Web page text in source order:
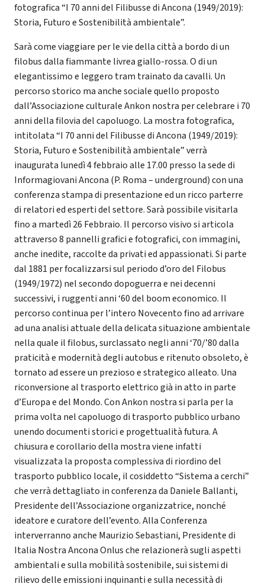
fotografica “I 70 anni del Filibusse di Ancona (1949/2019):
Storia, Futuro e Sostenibilità ambientale”.
Sarà come viaggiare per le vie della città a bordo di un
filobus dalla fiammante livrea giallo-rossa. O di un
elegantissimo e leggero tram trainato da cavalli. Un
percorso storico ma anche sociale quello proposto
dall’Associazione culturale Ankon nostra per celebrare i 70
anni della filovia del capoluogo. La mostra fotografica,
intitolata “I 70 anni del Filibusse di Ancona (1949/2019):
Storia, Futuro e Sostenibilità ambientale” verrà
inaugurata lunedì 4 febbraio alle 17.00 presso la sede di
Informagiovani Ancona (P. Roma – underground) con una
conferenza stampa di presentazione ed un ricco parterre
di relatori ed esperti del settore. Sarà possibile visitarla
fino a martedì 26 Febbraio. Il percorso visivo si articola
attraverso 8 pannelli grafici e fotografici, con immagini,
anche inedite, raccolte da privati ed appassionati. Si parte
dal 1881 per focalizzarsi sul periodo d’oro del Filobus
(1949/1972) nel secondo dopoguerra e nei decenni
successivi, i ruggenti anni ‘60 del boom economico. Il
percorso continua per l’intero Novecento fino ad arrivare
ad una analisi attuale della delicata situazione ambientale
nella quale il filobus, surclassato negli anni ‘70/’80 dalla
praticità e modernità degli autobus e ritenuto obsoleto, è
tornato ad essere un prezioso e strategico alleato. Una
riconversione al trasporto elettrico già in atto in parte
d’Europa e del Mondo. Con Ankon nostra si parla per la
prima volta nel capoluogo di trasporto pubblico urbano
unendo documenti storici e progettualità futura. A
chiusura e corollario della mostra viene infatti
visualizzata la proposta complessiva di riordino del
trasporto pubblico locale, il cosiddetto “Sistema a cerchi”
che verrà dettagliato in conferenza da Daniele Ballanti,
Presidente dell’Associazione organizzatrice, nonché
ideatore e curatore dell’evento. Alla Conferenza
interverranno anche Maurizio Sebastiani, Presidente di
Italia Nostra Ancona Onlus che relazionerà sugli aspetti
ambientali e sulla mobilità sostenibile, sui sistemi di
rilievo delle emissioni inquinanti e sulla necessità di